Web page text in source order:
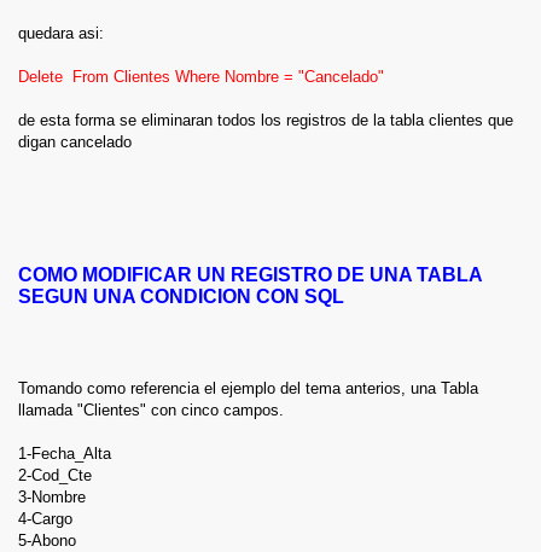
quedara asi:
Delete From Clientes Where Nombre = "Cancelado"
de esta forma se eliminaran todos los registros de la tabla clientes que
digan cancelado
COMO MODIFICAR UN REGISTRO DE UNA TABLA
SEGUN UNA CONDICION CON SQL
Tomando como referencia el ejemplo del tema anterios, una Tabla
llamada "Clientes" con cinco campos.
1-Fecha_Alta
2-Cod_Cte
3-Nombre
4-Cargo
5-Abono